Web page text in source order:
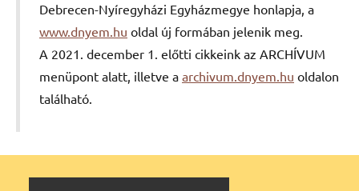
Debrecen-Nyíregyházi Egyházmegye honlapja, a
www.dnyem.hu oldal új formában jelenik meg.
A 2021. december 1. előtti cikkeink az ARCHÍVUM
menüpont alatt, illetve a archivum.dnyem.hu oldalon
található.